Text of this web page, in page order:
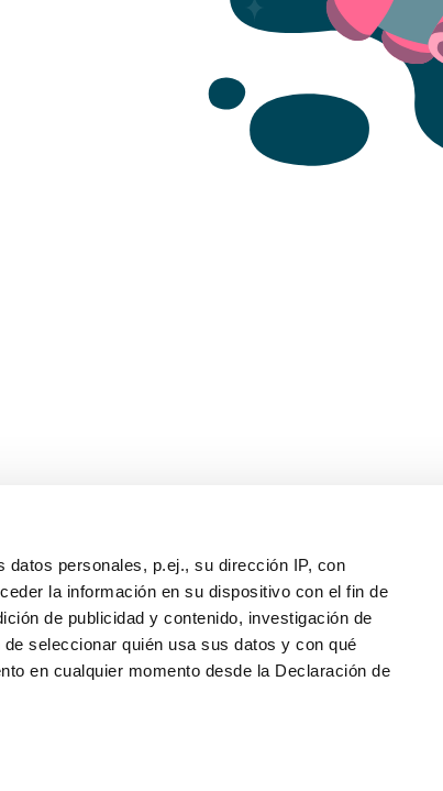
datos personales, p.ej., su dirección IP, con
la información en su dispositivo con el fin de
de publicidad y contenido, investigación de
seleccionar quién usa sus datos y con qué
en cualquier momento desde la Declaración de